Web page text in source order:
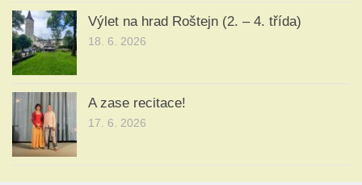
Výlet na hrad Roštejn (2. – 4. třída)
18. 6. 2026
A zase recitace!
17. 6. 2026